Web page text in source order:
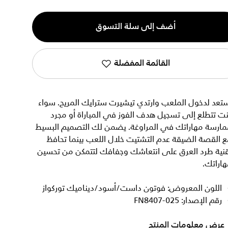
أضف إلى سلة التسوق
القائمة المفضلة
لدخول الملعب وارتدي تيشيرت سترايك المريح. سواء
تتطلع إلى تسجيل هدف الفوز في المباراة أو مجرد
مهاراتك في المراوغة. يضمن لك التصميم البسيط
القصة الضيقة عدم التشتيت خلال اللعب بينما تحافظ
طرد العرق على انتعاشك وجفافك لتتمكن من تحسين
اللون المعروض: فوتون داست/أسود/ديناميك توركواز
رقم الإصدار: FN8407-025
عرض معلومات المنتج